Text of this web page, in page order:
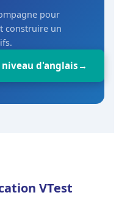
pour
construire un
d'anglais
VTest